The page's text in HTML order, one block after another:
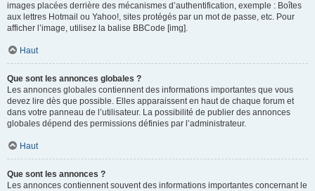
images placées derrière des mécanismes d’authentification, exemple : Boîtes
aux lettres Hotmail ou Yahoo!, sites protégés par un mot de passe, etc. Pour
afficher l’image, utilisez la balise BBCode [img].
Haut
Que sont les annonces globales ?
Les annonces globales contiennent des informations importantes que vous
devez lire dès que possible. Elles apparaissent en haut de chaque forum et
dans votre panneau de l’utilisateur. La possibilité de publier des annonces
globales dépend des permissions définies par l’administrateur.
Haut
Que sont les annonces ?
Les annonces contiennent souvent des informations importantes concernant le